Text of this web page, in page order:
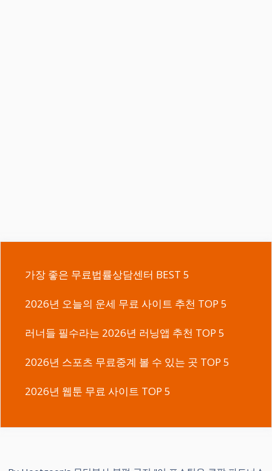
가장 좋은 무료법률상담센터 BEST 5
2026년 오늘의 운세 무료 사이트 추천 TOP 5
러너들 필수라는 2026년 러닝앱 추천 TOP 5
2026년 스포츠 무료중계 볼 수 있는 곳 TOP 5
2026년 웹툰 무료 사이트 TOP 5